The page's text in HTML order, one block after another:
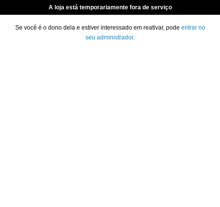
A loja está temporariamente fora de serviço
Se você é o dono dela e estiver interessado em reativar, pode entrar no
seu administrador.